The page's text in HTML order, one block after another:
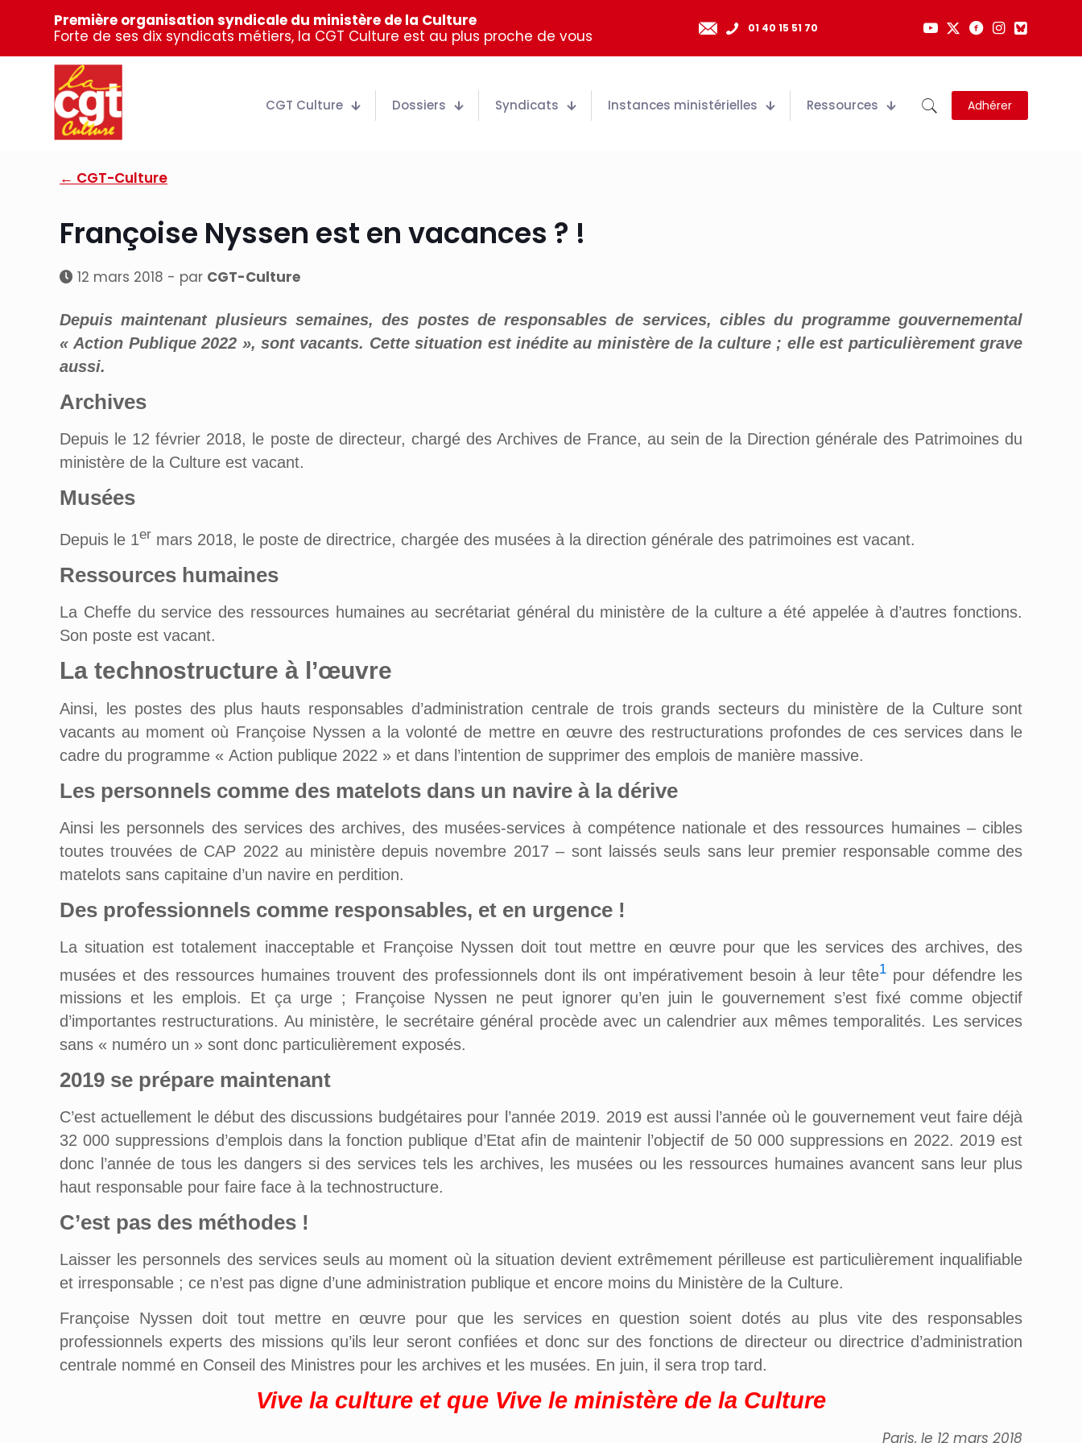
Première organisation syndicale du ministère de la Culture
Forte de ses dix syndicats métiers, la CGT Culture est au plus proche de vous
01 40 15 51 70
CGT Culture Dossiers Syndicats Instances ministérielles Ressources Adhérer
← CGT-Culture
Françoise Nyssen est en vacances ? !
12 mars 2018 - par CGT-Culture
Depuis maintenant plusieurs semaines, des postes de responsables de services, cibles du programmegouvernemental
« Action Publique 2022 », sont vacants. Cettesituation est inédite au ministère de laculture ; elle est particulièrement grave
aussi.
Archives
Depuis le 12 février 2018, le poste de directeur, chargé des Archives de France, au sein de la Direction générale des Patrimoines du
ministère de la Culture est vacant.
Musées
Depuis le 1er mars 2018, le poste de directrice, chargée des musées à la direction générale des patrimoines est vacant.
Ressources humaines
La Cheffe du service des ressources humaines au secrétariat général du ministère de la culture a été appelée à d’autres fonctions.
Son poste est vacant.
La technostructure à l’œuvre
Ainsi, les postes des plus hauts responsables d’administration centrale de trois grands secteurs du ministère de la Culture sont
vacants au moment où Françoise Nyssen a la volonté de mettre en œuvre des restructurations profondes de ces services dans le
cadre du programme « Action publique 2022 » et dans l’intention de supprimer des emplois de manière massive.
Les personnels comme des matelots dans un navire à la dérive
Ainsi les personnels des services des archives, des musées-services à compétence nationale et des ressources humaines – cibles
toutes trouvées de CAP 2022 au ministère depuis novembre 2017 – sont laissés seuls sans leur premier responsable comme des
matelots sans capitaine d’un navire en perdition.
Des professionnels comme responsables, et en urgence !
La situation est totalement inacceptable et Françoise Nyssen doit tout mettre en œuvre pour que les services des archives, des
musées et des ressources humaines trouvent des professionnels dont ils ont impérativement besoin à leur tête1 pour défendre les
missions et les emplois. Et ça urge ; Françoise Nyssen ne peut ignorer qu’en juin le gouvernement s’est fixé comme objectif
d’importantes restructurations. Au ministère, le secrétaire général procède avec un calendrier aux mêmes temporalités. Les services
sans « numéro un » sont donc particulièrement exposés.
2019 se prépare maintenant
C’est actuellement le début des discussions budgétaires pour l’année 2019. 2019 est aussi l’année où le gouvernement veut faire déjà
32 000 suppressions d’emplois dans la fonction publique d’Etat afin de maintenir l’objectif de 50 000 suppressions en 2022. 2019 est
donc l’année de tous les dangers si des services tels les archives, les musées ou les ressources humaines avancent sans leur plus
haut responsable pour faire face à la technostructure.
C’est pas des méthodes !
Laisser les personnels des services seuls au moment où la situation devient extrêmement périlleuse est particulièrement inqualifiable
et irresponsable ; ce n’est pas digne d’une administration publique et encore moins du Ministère de la Culture.
Françoise Nyssen doit tout mettre en œuvre pour que les services en question soient dotés au plus vite des responsables
professionnels experts des missions qu’ils leur seront confiées et donc sur des fonctions de directeur ou directrice d’administration
centrale nommé en Conseil des Ministres pour les archives et les musées. En juin, il sera trop tard.
Vive la culture et que Vive le ministère de la Culture
Paris, le 12 mars 2018